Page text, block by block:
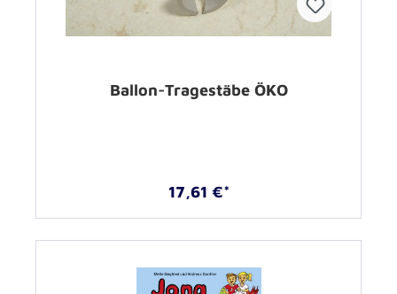
Ballon-Tragestäbe ÖKO
17,61 €*